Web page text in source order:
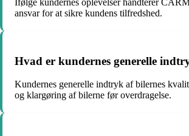
ansvar for at sikre kundens tilfredshed.
Hvad er kundernes generelle
Kundernes generelle indtryk af bilernes
og klargøring af bilerne før overdragelse.